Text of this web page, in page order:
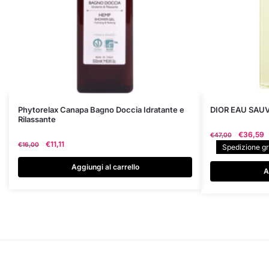
Phytorelax Canapa Bagno Doccia Idratante e
Rilassante
€16,00
Il
originale
era:
€11,11
attuale
è:
Aggiungi al carrello
DIOR EAU
€47,00
Il
prezzo
originale
€36,59
Spedizione